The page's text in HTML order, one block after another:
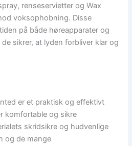
renseservietter og Wax
voksophobning. Disse
på både høreapparater og
sikrer, at lyden forbliver klar og
er et praktisk og effektivt
komfortable og sikre
skridsikre og hudvenlige
og de mange